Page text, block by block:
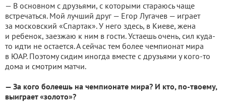
— В основном с друзьями, с которыми стараюсь чаще
встречаться. Мой лучший друг — Егор Лугачев — играет
за московский «Спартак». У него здесь, в Киеве, жена
и ребенок, заезжаю к ним в гости. Устаешь очень, сил куда-
то идти не остается. А сейчас тем более чемпионат мира
в ЮАР. Поэтому сидим иногда вместе с друзьями у кого-то
дома и смотрим матчи.
— За кого болеешь на чемпионате мира? И кто, по-твоему,
выиграет «золото»?